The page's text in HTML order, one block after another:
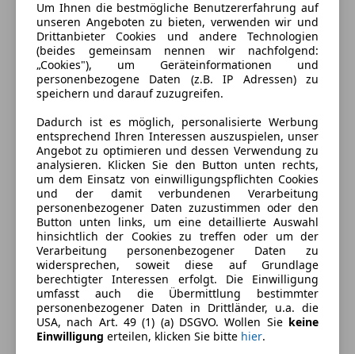
Energieverbrauch
Kraftstoff
Diesel
Kraftstoffverbrauch
4,50
l/100 km (komb.)
CO₂-Emissionen
117 g/km (komb.)
Ausstattung
Um Ihnen die bestmögliche Benutzererfahrung auf
unseren Angeboten zu bieten, verwenden wir und
Drittanbieter Cookies und andere Technologien
(beides gemeinsam nennen wir nachfolgend:
„Cookies"), um Geräteinformationen und
personenbezogene Daten (z.B. IP Adressen) zu
speichern und darauf zuzugreifen.
Dadurch ist es möglich, personalisierte Werbung
entsprechend Ihren Interessen auszuspielen, unser
Angebot zu optimieren und dessen Verwendung zu
analysieren. Klicken Sie den Button unten rechts,
um dem Einsatz von einwilligungspflichten Cookies
und der damit verbundenen Verarbeitung
personenbezogener Daten zuzustimmen oder den
Button unten links, um eine detaillierte Auswahl
hinsichtlich der Cookies zu treffen oder um der
Verarbeitung personenbezogener Daten zu
widersprechen, soweit diese auf Grundlage
berechtigter Interessen erfolgt. Die Einwilligung
umfasst auch die Übermittlung bestimmter
personenbezogener Daten in Drittländer, u.a. die
USA, nach Art. 49 (1) (a) DSGVO. Wollen Sie keine
Einwilligung erteilen, klicken Sie bitte hier.